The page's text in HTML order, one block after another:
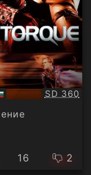
SD 360
16 2